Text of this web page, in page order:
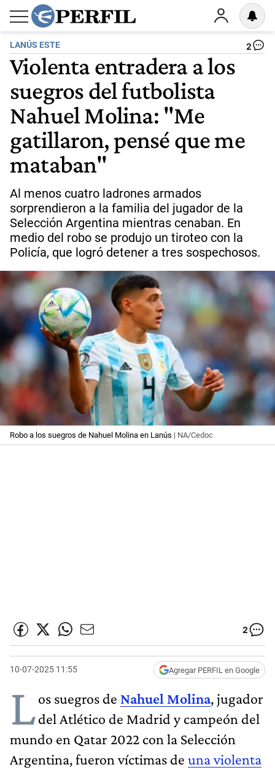
LANÚS ESTE 2
Violenta entradera a los
suegros del futbolista
Nahuel Molina: "Me
gatillaron, pensé que me
mataban"
Al menos cuatro ladrones armados
sorprendieron a la familia del jugador de la
Selección Argentina mientras cenaban. En
medio del robo se produjo un tiroteo con la
Policía, que logró detener a tres sospechosos.
Robo a los suegros de Nahuel Molina en Lanús | NA/Cedoc
2
10-07-2025 11:55 Agregar PERFIL en Google
Los suegros de Nahuel Molina, jugador
del Atlético de Madrid y campeón del
mundo en Qatar 2022 con la Selección
Argentina, fueron víctimas de una violenta